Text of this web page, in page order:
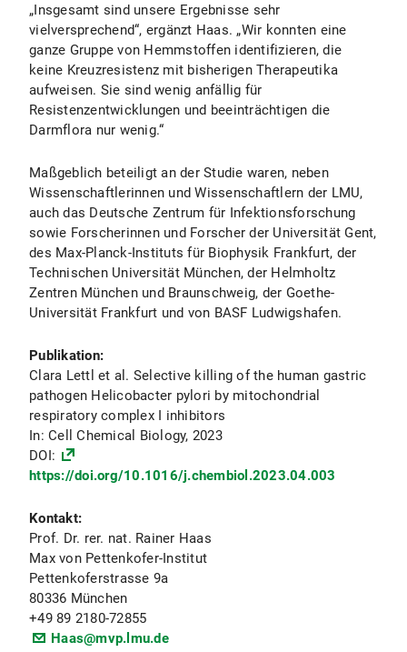
„Insgesamt sind unsere Ergebnisse sehr
vielversprechend“, ergänzt Haas. „Wir konnten eine
ganze Gruppe von Hemmstoffen identifizieren, die
keine Kreuzresistenz mit bisherigen Therapeutika
aufweisen. Sie sind wenig anfällig für
Resistenzentwicklungen und beeinträchtigen die
Darmflora nur wenig.“
Maßgeblich beteiligt an der Studie waren, neben
Wissenschaftlerinnen und Wissenschaftlern der LMU,
auch das Deutsche Zentrum für Infektionsforschung
sowie Forscherinnen und Forscher der Universität Gent,
des Max-Planck-Instituts für Biophysik Frankfurt, der
Technischen Universität München, der Helmholtz
Zentren München und Braunschweig, der Goethe-
Universität Frankfurt und von BASF Ludwigshafen.
Publikation:
Clara Lettl et al. Selective killing of the human gastric
pathogen Helicobacter pylori by mitochondrial
respiratory complex I inhibitors
In: Cell Chemical Biology, 2023
DOI:
https://doi.org/10.1016/j.chembiol.2023.04.003
Kontakt:
Prof. Dr. rer. nat. Rainer Haas
Max von Pettenkofer-Institut
Pettenkoferstrasse 9a
80336 München
+49 89 2180-72855
Haas@mvp.lmu.de